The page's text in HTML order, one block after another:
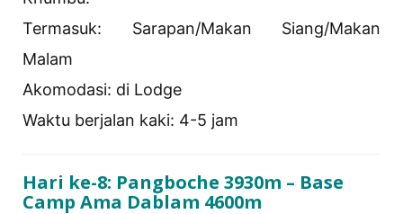
Termasuk: Sarapan/Makan Siang/Makan
Malam
Akomodasi: di Lodge
Waktu berjalan kaki: 4-5 jam
Hari ke-8: Pangboche 3930m – Base
Camp Ama Dablam 4600m